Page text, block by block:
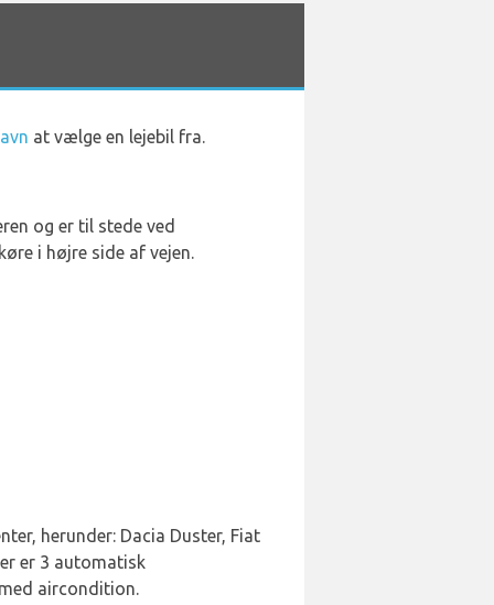
at vælge en lejebil fra.
og er til stede ved
i højre side af vejen.
herunder: Dacia Duster, Fiat
er 3 automatisk
aircondition.